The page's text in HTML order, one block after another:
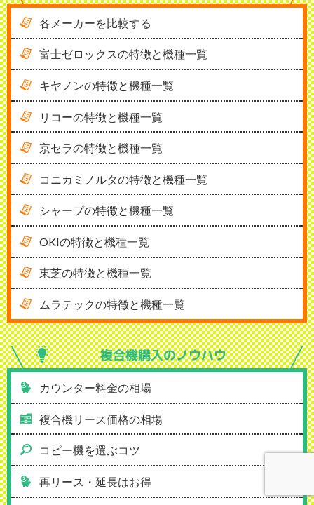
各メーカーを比較する
富士ゼロックスの特徴と機種一覧
キヤノンの特徴と機種一覧
リコーの特徴と機種一覧
京セラの特徴と機種一覧
コニカミノルタの特徴と機種一覧
シャープの特徴と機種一覧
OKIの特徴と機種一覧
東芝の特徴と機種一覧
ムラテックの特徴と機種一覧
複合機購入のノウハウ
カウンター料金の相場
複合機リース価格の相場
コピー機を選ぶコツ
再リース・延長はお得